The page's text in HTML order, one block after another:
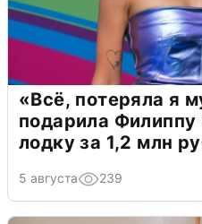
«Всё, потеряла я
подарила
лодку за 1,2 млн
5 августа 239